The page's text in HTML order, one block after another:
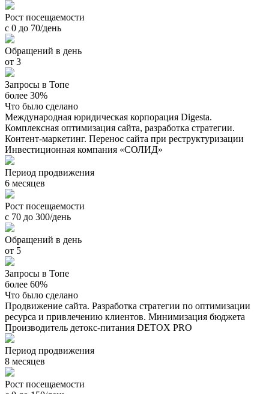
Рост посещаемости
с 0 до 70/день
Обращений в день
от 3
Запросы в Топе
более 30%
Что было сделано
Международная юридическая корпорация Digesta.
Комплексная оптимизация сайта, разработка стратегии.
Контент-маркетинг. Перенос сайта при реструктуризации
Инвестиционная компания «СОЛИД»
Период продвижения
6 месяцев
Рост посещаемости
с 70 до 300/день
Обращений в день
от 5
Запросы в Топе
более 60%
Что было сделано
Продвижение сайта. Разработка стратегии по оптимизации
ресурса и привлечению клиентов. Минимизация бюджета
Производитель детокс-питания DETOX PRO
Период продвижения
8 месяцев
Рост посещаемости